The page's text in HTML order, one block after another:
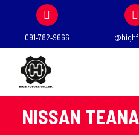
091-782-9666
NISSAN